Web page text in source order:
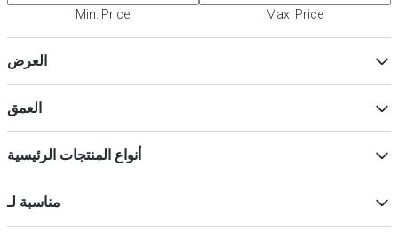
Min. Price Max. Price
العرض
Min
العمق
أنواع المنتجات الرئيسية
الصحون الصغيرة(
2
)
مناسبة لـ